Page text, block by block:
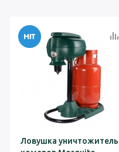
Ловушка уничтожитель